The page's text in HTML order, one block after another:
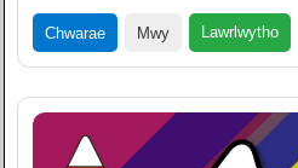
Chwarae Mwy Lawrlwytho